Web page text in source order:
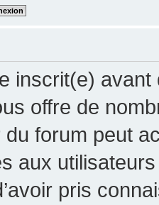
inscrit(e) avant
offre de
du forum peut
aux
pris